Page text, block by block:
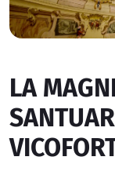
TERRITORIO
CULTURA
NATURA E
ESPERIENZE
LA